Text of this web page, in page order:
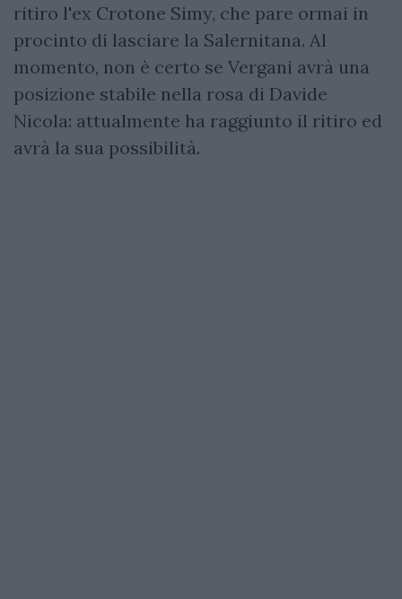
ritiro l'ex Crotone Simy, che pare ormai in
procinto di lasciare la Salernitana. Al
momento, non è certo se Vergani avrà una
posizione stabile nella rosa di Davide
Nicola: attualmente ha raggiunto il ritiro ed
avrà la sua possibilità.